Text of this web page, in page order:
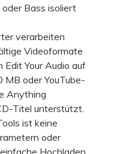
Bass isoliert
verarbeiten
Videoformate
Your Audio auf
oder YouTube-
Anything
Titel unterstützt.
ist keine
oder
Hochladen